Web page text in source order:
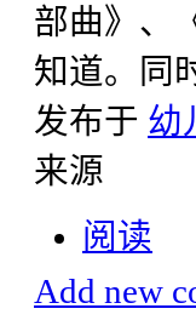
部曲》、
知道。同
发布于 幼
来源
阅读
Add new